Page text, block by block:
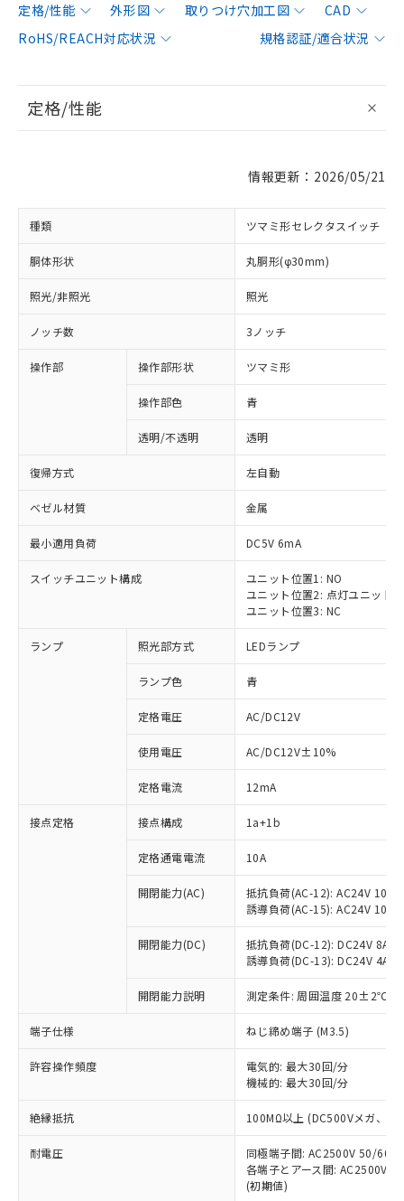
定格/性能 外形図 取りつけ穴加工図
CAD
RoHS/REACH対応状況
規格認証/適合状況
定格/性能
情報更新：2026/05/21
種類 ツマミ形セレクタスイッチ
胴体形状 丸胴形(φ30mm)
照光/非照光 照光
ノッチ数 3ノッチ
操作部 操作部形状 ツマミ形
操作部色 青
透明/不透明 透明
復帰方式 左自動
ベゼル材質 金属
最小適用負荷 DC5V 6mA
スイッチユニット構成
ユニット位置1: NO
ユニット位置2: 点灯ユニット
ユニット位置3: NC
ランプ 照光部方式 LEDランプ
ランプ色 青
定格電圧 AC/DC12V
使用電圧 AC/DC12V±10%
定格電流 12mA
接点定格 接点構成 1a+1b
定格通電電流 10A
開閉能力(AC)
抵抗負荷(AC-12): AC24V 10A/
誘導負荷(AC-15): AC24V
開閉能力(DC)
抵抗負荷(DC-12): DC24V 8A/
誘導負荷(DC-13): DC24V 4A/
開閉能力説明 測定条件: 周囲温度 20±2℃、
端子仕様 ねじ締め端子 (M3.5)
許容操作頻度
電気的: 最大30回/分
機械的: 最大30回/分
絶縁抵抗 100MΩ以上 (DC500Vメガ、点
耐電圧
同極端子間: AC2500V 50/
各端子とアース間: AC2500V
(初期値)
ご利用条件
ご利用ください。
本サービスは、当社制御機器事業取扱
商品の当社在庫状況および標準価格
(税抜)を提供させていただくもので
当社制御機器事業取扱商品の中には、
本サービスの対象外となる商品もある
ことをご了承ください。
在庫状況および標準価格照会結果は、
対応済み：EU RoHS指令（10物質）の
非含有に対応した製品が提供可能な商品で
対応予定：EU RoHS指令（10物質）の非含
有に対応した製品に切り替える予定のある
対応予定なし：EU RoHS指令（10物質）の
非含有に非対応の商品で、対応品を出す予
定はありません。
調査・確認中：EU RoHS指令（10物質）の
非含有の対応状況を調査中または確認中の
害物質有無と関係のない商品です。
仕入先様の事情により、非含有部品として
いたものが、含有品と判明した場合などや
むを得ず変更することがあります。
※1 中国RoHS○×表
「○」：最大均質材料含有率が中国RoHSの
基準値以下であることを示します。
「×」：最大均質材料含有率が中国RoHSの
基準値を超えていることを示します。
「－」：未確認です。当社販売部門へお問
当社は、これら貴社製品のうち、外国
為替および外国貿易法に定める商品